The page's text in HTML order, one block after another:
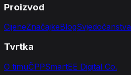
Proizvod
CijeneZnačajkeBlogSvjedočanstva
Tvrtka
O timuČPPSmartEE Digital Co.